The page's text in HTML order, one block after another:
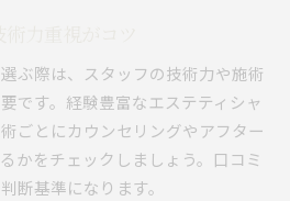
ぶ際は、スタッフの技術力や施術
です。経験豊富なエステティシャ
ごとにカウンセリングやアフター
かをチェックしましょう。口コミ
断基準になります。